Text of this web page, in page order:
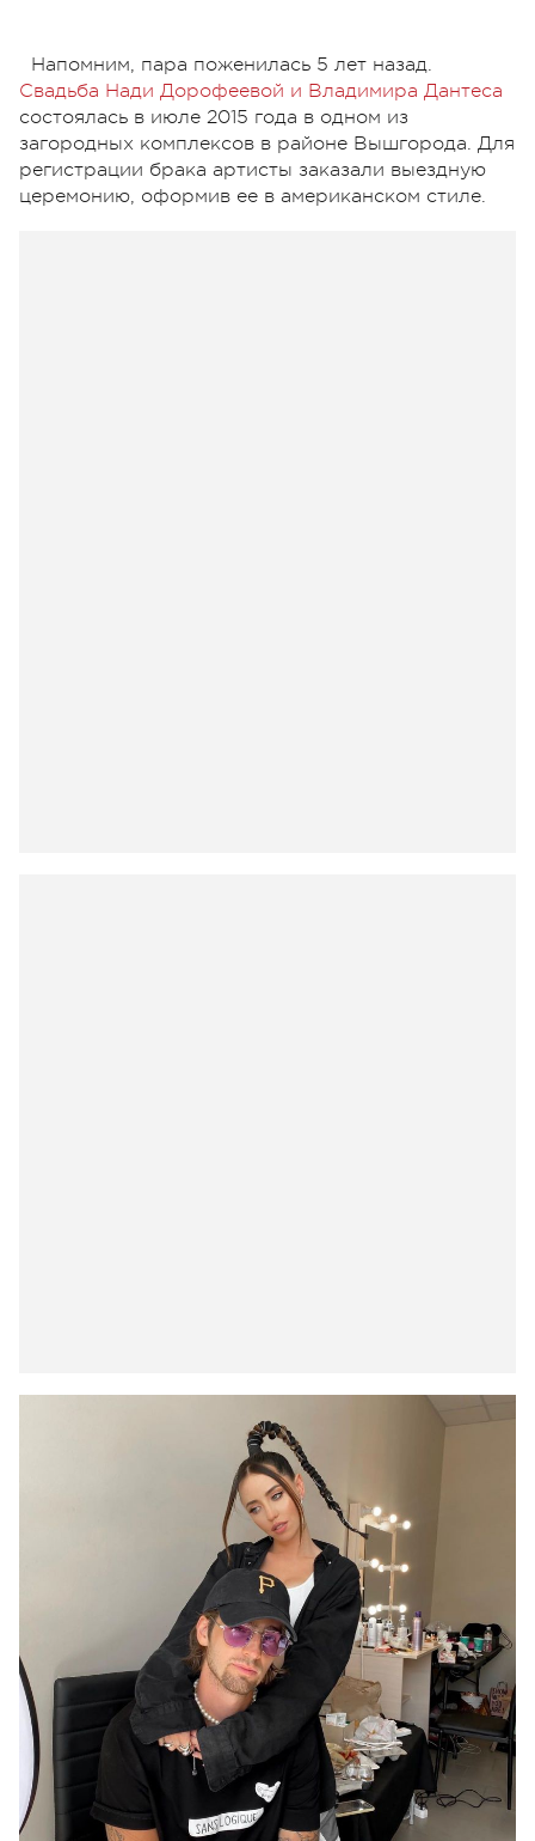
Напомним, пара поженилась 5 лет назад.
Свадьба Нади Дорофеевой и Владимира Дантеса
состоялась в июле 2015 года в одном из
загородных комплексов в районе Вышгорода. Для
регистрации брака артисты заказали выездную
церемонию, оформив ее в американском стиле.